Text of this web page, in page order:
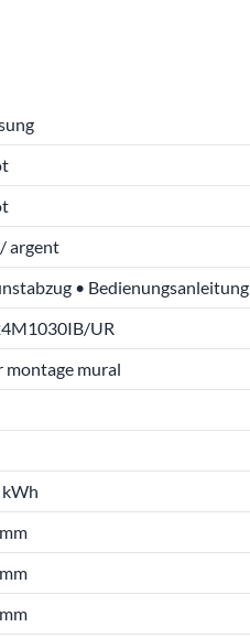
argent
• Bedienungsanleitung
UR
montage mural
kWh